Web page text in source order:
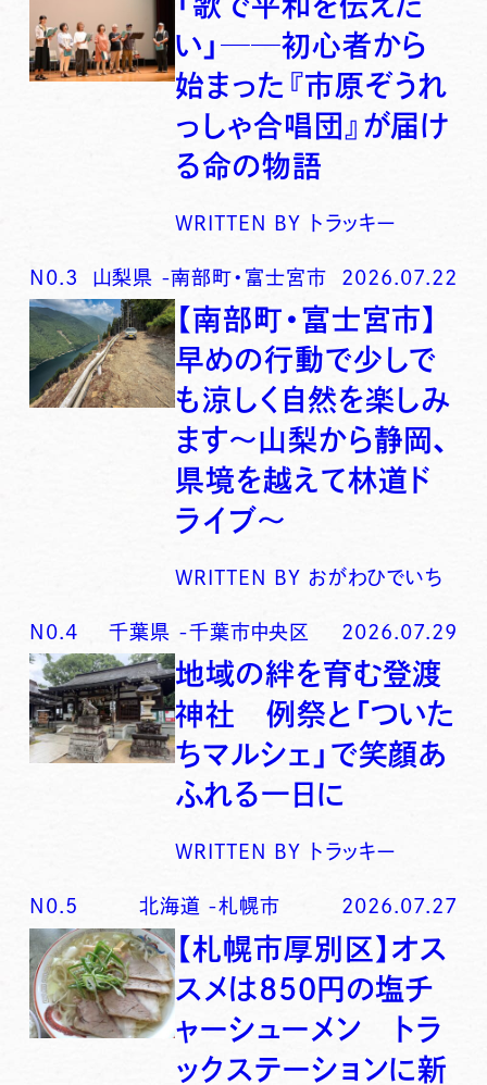
い」──初心者から
始まった『市原ぞうれ
っしゃ合唱団』が届け
る命の物語
WRITTEN BY トラッキー
N0. 3 山梨県 -南部町・富士宮市 2026.07.22
【南部町・富士宮市】
早めの行動で少しで
も涼しく自然を楽しみ
ます〜山梨から静岡、
県境を越えて林道ド
ライブ〜
WRITTEN BY おがわひでいち
N0.4 千葉県 -千葉市中央区 2026.07.29
地域の絆を育む登渡
神社 例祭と「ついた
ちマルシェ」で笑顔あ
ふれる一日に
WRITTEN BY トラッキー
N0. 5 北海道 -札幌市 2026.07.27
【札幌市厚別区】オス
スメは850円の塩チ
ャーシューメン トラ
ックステーションに新